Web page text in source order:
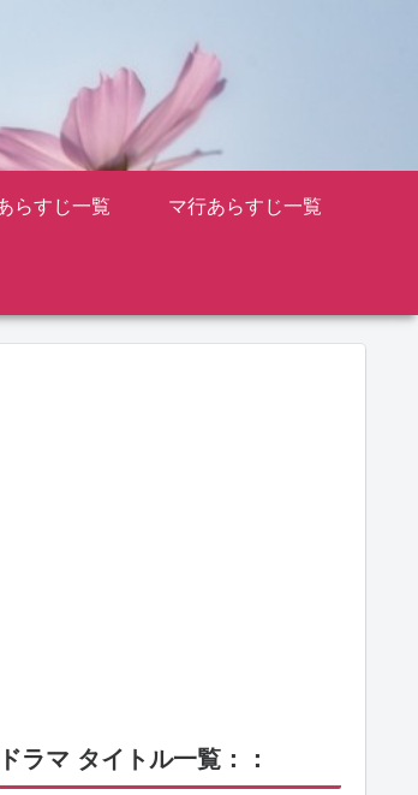
らすじ一覧 マ行あらすじ一覧
ラマ タイトル一覧：：